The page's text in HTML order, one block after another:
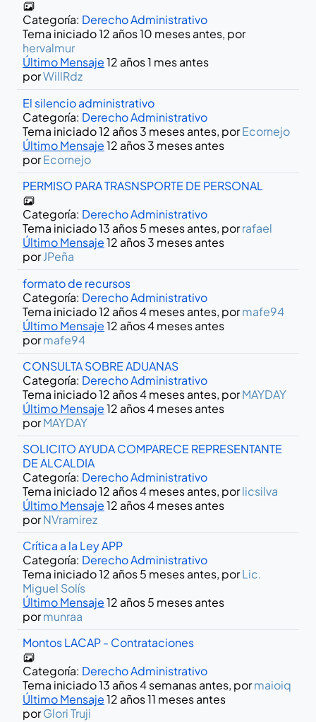
Categoría: Derecho Administrativo
Tema iniciado 12 años 10 meses antes, por
hervalmur
Último Mensaje12 años 1 mes antes
porWillRdz
El silencio administrativo
Categoría: Derecho Administrativo
Tema iniciado 12 años 3 meses antes, porEcornejo
Último Mensaje12 años 3 meses antes
porEcornejo
PERMISO PARA TRASNSPORTE DE PERSONAL
Categoría: Derecho Administrativo
Tema iniciado 13 años 5 meses antes, porrafael
Último Mensaje12 años 3 meses antes
porJPeña
formato de recursos
Categoría: Derecho Administrativo
Tema iniciado 12 años 4 meses antes, pormafe94
Último Mensaje12 años 4 meses antes
pormafe94
CONSULTA SOBRE ADUANAS
Categoría: Derecho Administrativo
Tema iniciado 12 años 4 meses antes, porMAYDAY
Último Mensaje12 años 4 meses antes
porMAYDAY
SOLICITO AYUDA COMPARECE REPRESENTANTE
DE ALCALDIA
Categoría: Derecho Administrativo
Tema iniciado 12 años 4 meses antes, porlicsilva
Último Mensaje12 años 4 meses antes
porNVramirez
Crítica a la Ley APP
Categoría: Derecho Administrativo
Tema iniciado 12 años 5 meses antes, porLic.
Miguel Solís
Último Mensaje12 años 5 meses antes
pormunraa
Montos LACAP - Contrataciones
Categoría: Derecho Administrativo
Tema iniciado 13 años 4 semanas antes, pormaioiq
Último Mensaje12 años 11 meses antes
porGlori Truji